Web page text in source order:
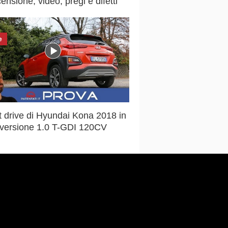
drive di Hyundai Kona 2018 in
1.0 T-GDI 120CV